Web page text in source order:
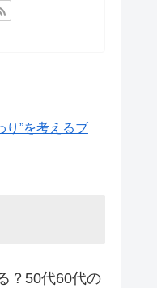
り”を考えるブ
？50代60代の